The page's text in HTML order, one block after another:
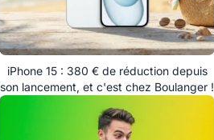
iPhone 15 : 380 € de réduction depuis
son lancement, et c'est chez Boulanger !